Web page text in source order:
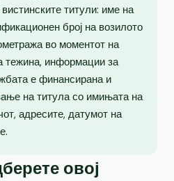
титули: име на
број на возилото
во моментот на
тежина, информации за
е финансирана и
на титула со имињата на
адресите, датумот на
овој